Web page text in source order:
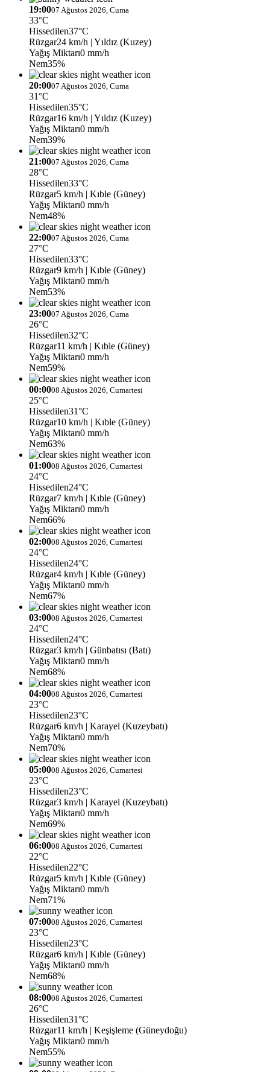
19:0007 Ağustos 2026, Cuma
33°C
Hissedilen37°C
Rüzgar24 km/h | Yıldız (Kuzey)
Yağış Miktarı0 mm/h
Nem35%
20:0007 Ağustos 2026, Cuma
31°C
Hissedilen35°C
Rüzgar16 km/h | Yıldız (Kuzey)
Yağış Miktarı0 mm/h
Nem39%
21:0007 Ağustos 2026, Cuma
28°C
Hissedilen33°C
Rüzgar5 km/h | Kıble (Güney)
Yağış Miktarı0 mm/h
Nem48%
22:0007 Ağustos 2026, Cuma
27°C
Hissedilen33°C
Rüzgar9 km/h | Kıble (Güney)
Yağış Miktarı0 mm/h
Nem53%
23:0007 Ağustos 2026, Cuma
26°C
Hissedilen32°C
Rüzgar11 km/h | Kıble (Güney)
Yağış Miktarı0 mm/h
Nem59%
00:0008 Ağustos 2026, Cumartesi
25°C
Hissedilen31°C
Rüzgar10 km/h | Kıble (Güney)
Yağış Miktarı0 mm/h
Nem63%
01:0008 Ağustos 2026, Cumartesi
24°C
Hissedilen24°C
Rüzgar7 km/h | Kıble (Güney)
Yağış Miktarı0 mm/h
Nem66%
02:0008 Ağustos 2026, Cumartesi
24°C
Hissedilen24°C
Rüzgar4 km/h | Kıble (Güney)
Yağış Miktarı0 mm/h
Nem67%
03:0008 Ağustos 2026, Cumartesi
24°C
Hissedilen24°C
Rüzgar3 km/h | Günbatısı (Batı)
Yağış Miktarı0 mm/h
Nem68%
04:0008 Ağustos 2026, Cumartesi
23°C
Hissedilen23°C
Rüzgar6 km/h | Karayel (Kuzeybatı)
Yağış Miktarı0 mm/h
Nem70%
05:0008 Ağustos 2026, Cumartesi
23°C
Hissedilen23°C
Rüzgar3 km/h | Karayel (Kuzeybatı)
Yağış Miktarı0 mm/h
Nem69%
06:0008 Ağustos 2026, Cumartesi
22°C
Hissedilen22°C
Rüzgar5 km/h | Kıble (Güney)
Yağış Miktarı0 mm/h
Nem71%
07:0008 Ağustos 2026, Cumartesi
23°C
Hissedilen23°C
Rüzgar6 km/h | Kıble (Güney)
Yağış Miktarı0 mm/h
Nem68%
08:0008 Ağustos 2026, Cumartesi
26°C
Hissedilen31°C
Rüzgar11 km/h | Keşişleme (Güneydoğu)
Yağış Miktarı0 mm/h
Nem55%